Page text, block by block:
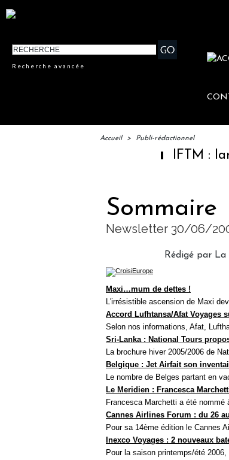
Recherche avancée
Accueil > Publi-rédactionnel
IFTM : lancement
Sommaire
Newsletter 30/06/
Rédigé par La
Maxi…mum de dettes !
L'irrésistible ascension de Maxi
Accord Lufhtansa/Afat Voyages
Selon nos informations, Afat,
Sri-Lanka : National Tours
La brochure hiver 2005/2006 de
Belgique : Jet Airfait son
Le nombre de Belges partant en
Le Meridien : Francesca
Francesca Marchetti a été
Cannes Airlines Forum : du 26
Pour sa 14ème édition le Cannes
Inexco Voyages : 2 nouveaux
Pour la saison printemps/été